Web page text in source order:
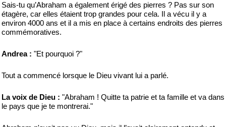
Sais-tu qu’Abraham a également érigé des pierres ? Pas sur son
étagère, car elles étaient trop grandes pour cela. Il a vécu il y a
environ 4000 ans et il a mis en place à certains endroits des pierres
commémoratives.
Andrea : "Et pourquoi ?"
Tout a commencé lorsque le Dieu vivant lui a parlé.
La voix de Dieu : "Abraham ! Quitte ta patrie et ta famille et va dans
le pays que je te montrerai."